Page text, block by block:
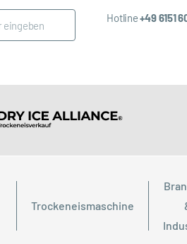
Hotline+49 6151
Trockeneismaschine